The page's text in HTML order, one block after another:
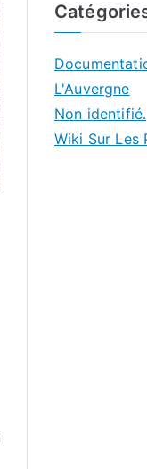
L'Auvergne
Non identifié.
Wiki Sur Les